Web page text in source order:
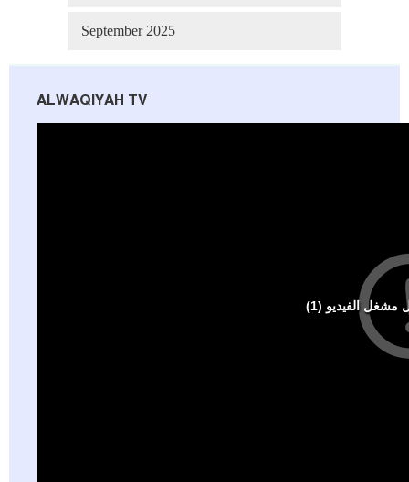
September 2025
ALWAQIYAH TV